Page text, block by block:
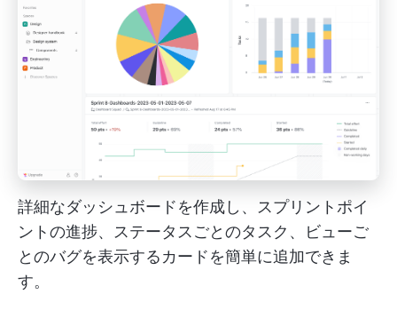
詳細なダッシュボードを作成し、スプリントポイ
ントの進捗、ステータスごとのタスク、ビューご
とのバグを表示するカードを簡単に追加できま
す。